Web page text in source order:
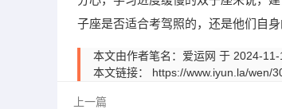
子座是否适合考驾照的，还是他们自身
本文由作者笔名：爱运网 于 2024-
本文链接： https://www.iyun.la/wen/
上一篇